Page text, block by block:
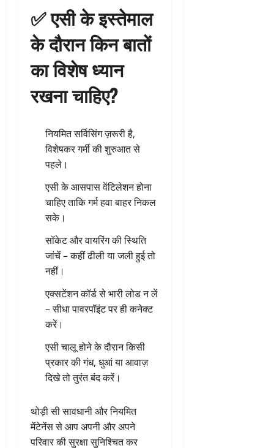
✅ एसी के इस्तेमाल
के दौरान किन बातों
का विशेष ध्यान
रखना चाहिए?
नियमित सर्विसिंग ज़रूरी है,
विशेषकर गर्मी की शुरुआत से
पहले।
एसी के आसपास वेंटिलेशन होना
चाहिए ताकि गर्म हवा बाहर निकल
सके।
सॉकेट और वायरिंग की स्थिति
जांचें – कहीं ढीली या जली हुई तो
नहीं।
एक्सटेंशन कॉर्ड से भारी लोड न लें
– सीधा पावरपॉइंट पर ही कनेक्ट
करें।
एसी चालू होने के दौरान किसी
प्रकार की गंध, धुआं या आवाज़
दिखे तो तुरंत बंद करें।
थोड़ी सी सावधानी और नियमित
मेंटेनेंस से आप अपनी और अपने
परिवार की सुरक्षा सुनिश्चित कर